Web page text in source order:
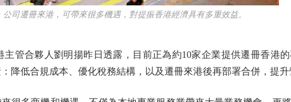
遷冊來港，可帶來很多機遇，對提振香港經濟具有多重效益。
合夥人劉明揚昨日透露，目前正為約10家企業提供遷冊香港的
降低合規成本、優化稅務結構，以及遷冊來港後再部署合併，提升